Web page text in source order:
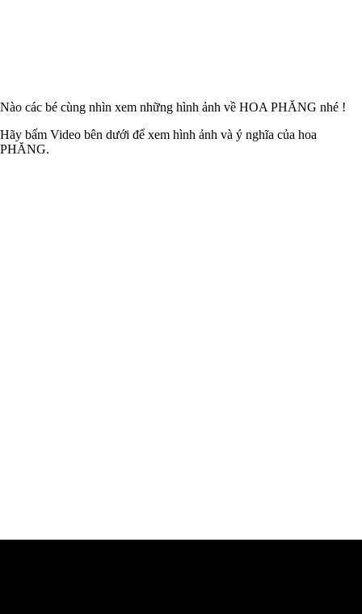
Nào các bé cùng nhìn xem những hình ảnh về HOA PHĂNG nhé !
Hãy bấm Video bên dưới để xem hình ảnh và ý nghĩa của hoa
PHĂNG.